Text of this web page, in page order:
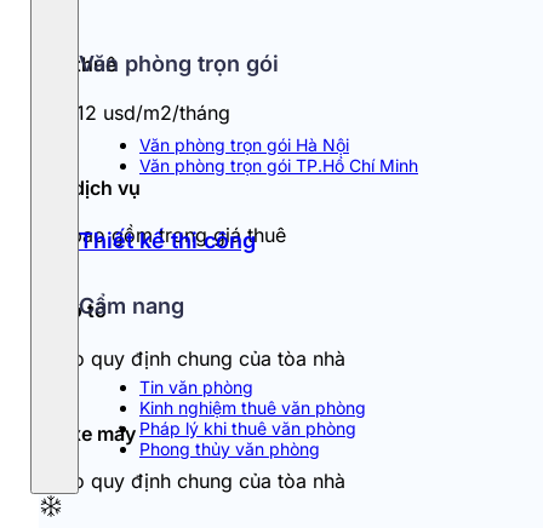
Văn phòng trọn gói
Văn phòng trọn gói Hà Nội
Văn phòng trọn gói TP.Hồ Chí Minh
Thiết kế thi công
Cẩm nang
Tin văn phòng
Kinh nghiệm thuê văn phòng
Pháp lý khi thuê văn phòng
Phong thủy văn phòng
Giá thuê
11 - 12 usd/m2/tháng
Phí dịch vụ
Đã bao gồm trong giá thuê
Đỗ ô tô
Theo quy định chung của tòa nhà
Đỗ xe máy
Theo quy định chung của tòa nhà